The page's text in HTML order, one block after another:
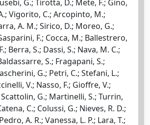
G.; Tirotta, D.; Mete, F.; Gino,
Vigorito, C.; Arcopinto, M.;
A. M.; Sirico, D.; Moreo, G.;
F.; Cocca, M.; Ballestrero,
Berra, S.; Dassi, S.; Nava, M. C.;
S.; Fragapani, S.;
G.; Petri, C.; Stefani, L.;
V.; Nasso, F.; Gioffre, V.;
G.; Martinelli, S.; Turrin,
C.; Colussi, G.; Nieves, R. D.;
A. R.; Vanessa, L. P.; Lara, T.;